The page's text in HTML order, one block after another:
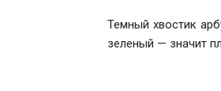
Темный хвостик
зеленый — значит